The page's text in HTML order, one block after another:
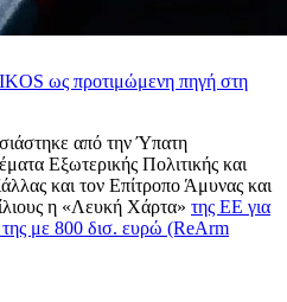
ως προτιμώμενη πηγή στη
από την Ύπατη
Εξωτερικής Πολιτικής και
και τον Επίτροπο Άμυνας και
η «Λευκή Χάρτα» της ΕΕ για
με 800 δισ. ευρώ (ReArm